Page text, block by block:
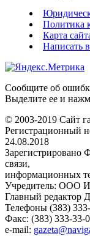
Политика
Карта
Написать
Сообщите об
Выделите ее и
© 2003-2019 Сайт
Регистрационный
24.08.2018
Зарегистрировано
связи,
информационных
Учредитель: ООО
Главный редактор
Телефоны (383)
Факс: (383) 333-33-
e-mail: